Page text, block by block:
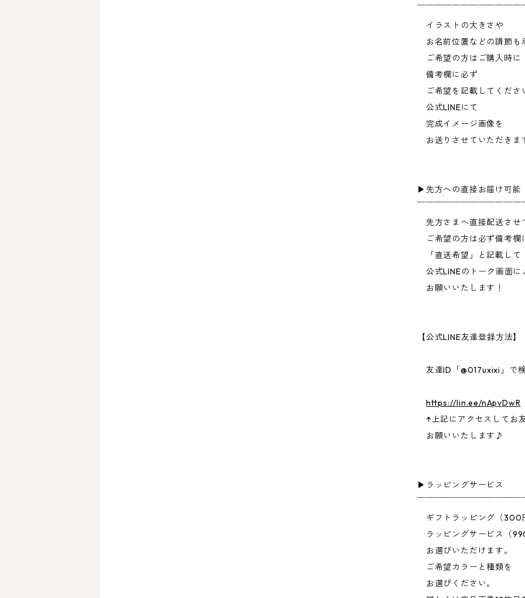
￣￣￣￣￣￣￣￣￣￣￣￣
イラストの大きさや
お名前位置などの調節も
ご希望の方はご購入時に
備考欄に必ず
ご希望を記載してくださ
公式LINEにて
完成イメージ画像を
お送りさせていただきま
▶︎先方への直接お届け可能
￣￣￣￣￣￣￣￣￣￣￣￣
先方さまへ直接配送させ
ご希望の方は必ず備考欄
「直送希望」と記載して
公式LINEのトーク画面に
お願いいたします！
【公式LINE友達登録方法】
友達ID「@017uxixi」で
https://lin.ee/nApvDwR
↑上記にアクセスしてお
お願いいたします♪
▶︎ラッピングサービス
￣￣￣￣￣￣￣￣￣￣￣￣
ギフトラッピング（300
ラッピングサービス（
お選びいただけます。
ご希望カラーと種類を
お選びください。